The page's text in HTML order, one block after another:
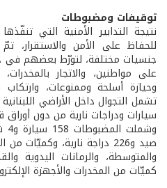
توقيفات ومضبوطات
نتيجة التدابير الأمنية التي
جنسيات مختلفة، لتورّط بعضهم في
على مواطنين، والاتجار
وحيازة أسلحة وممنوعات،
تشمل التجوال داخل الأراضي
سيارات ودراجات نارية من دون أوراق
صيد و226 دراجة نارية،
والمتوسطة، والرمانات اليدوية
كميّات من المخدرات والأجهزة